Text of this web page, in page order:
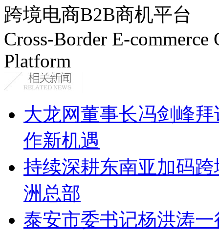
跨境电商B2B商机平台
Cross-Border E-
Platform
大龙网董事长冯剑峰
作新机遇
持续深耕东南亚加码
洲总部
泰安市委书记杨洪涛